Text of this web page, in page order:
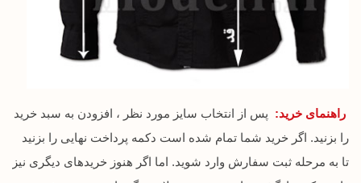
راهنمای خرید: پس از انتخاب سایز مورد نظر ، افزودن به سبد خرید
را بزنید. اگر خرید شما تمام شده است دکمه پرداخت نهایی را بزنید
تا به مرحله ثبت سفارش وارد شوید. اما اگر هنوز خریدهای دیگری نیز